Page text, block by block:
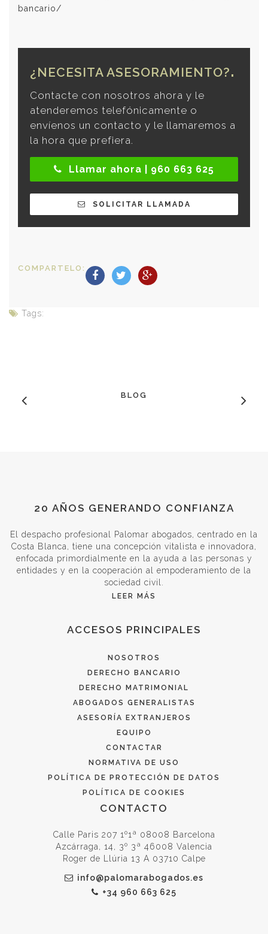
bancario/
¿NECESITA ASESORAMIENTO?
Contacte con nosotros ahora y le
atenderemos telefónicamente o
envíenos un contacto y le llamaremos a
la hora que prefiera.
Llamar ahora | 960 663 625
SOLICITAR LLAMADA
COMPARTELO:
Tags:
BLOG
20 AÑOS GENERANDO CONFIANZA
El despacho profesional Palomar abogados, centrado en la
Costa Blanca, tiene una concepción vitalista e innovadora,
enfocada primordialmente en la ayuda a las personas y
entidades y en la cooperación al empoderamiento de la
sociedad civil.
LEER MÁS
ACCESOS PRINCIPALES
NOSOTROS
DERECHO BANCARIO
DERECHO MATRIMONIAL
ABOGADOS GENERALISTAS
ASESORÍA EXTRANJEROS
EQUIPO
CONTACTAR
NORMATIVA DE USO
POLÍTICA DE PROTECCIÓN DE DATOS
POLÍTICA DE COOKIES
CONTACTO
Calle Paris 207 1º1ª 08008 Barcelona
Azcárraga, 14, 3º 3ª 46008 Valencia
Roger de Llúria 13 A 03710 Calpe
info@palomarabogados.es
+34 960 663 625